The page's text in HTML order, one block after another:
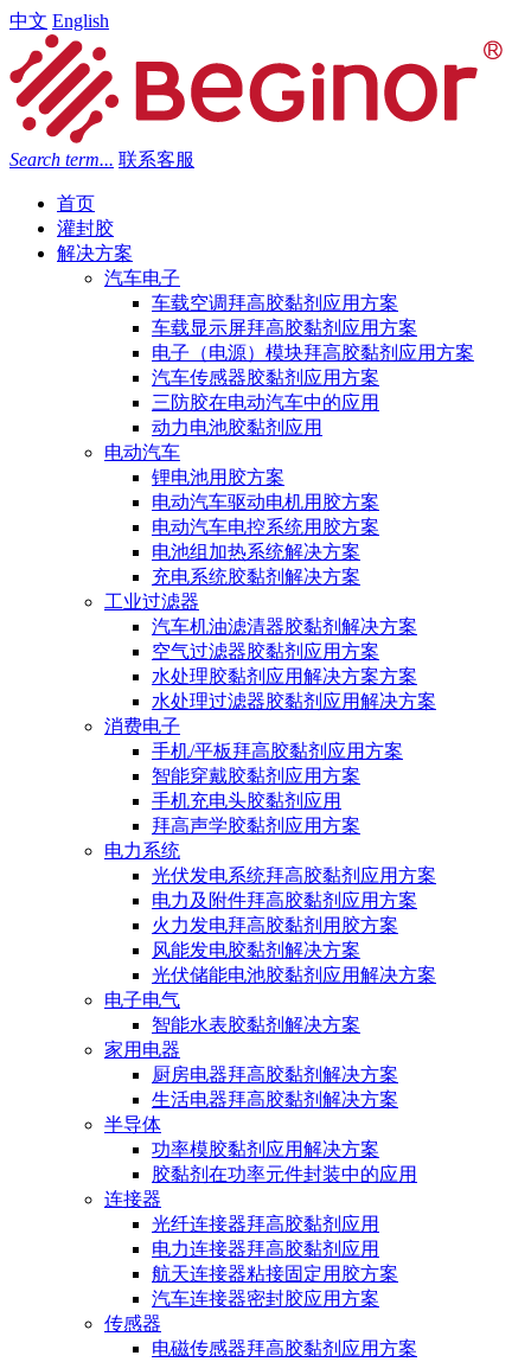
中文 English
Search term... 联系客服
首页
灌封胶
解决方案
汽车电子
车载空调拜高胶黏剂应用方案
车载显示屏拜高胶黏剂应用方案
电子（电源）模块拜高胶黏剂应用方案
汽车传感器胶黏剂应用方案
三防胶在电动汽车中的应用
动力电池胶黏剂应用
电动汽车
锂电池用胶方案
电动汽车驱动电机用胶方案
电动汽车电控系统用胶方案
电池组加热系统解决方案
充电系统胶黏剂解决方案
工业过滤器
汽车机油滤清器胶黏剂解决方案
空气过滤器胶黏剂应用方案
水处理胶黏剂应用解决方案方案
水处理过滤器胶黏剂应用解决方案
消费电子
手机/平板拜高胶黏剂应用方案
智能穿戴胶黏剂应用方案
手机充电头胶黏剂应用
拜高声学胶黏剂应用方案
电力系统
光伏发电系统拜高胶黏剂应用方案
电力及附件拜高胶黏剂应用方案
火力发电拜高胶黏剂用胶方案
风能发电胶黏剂解决方案
光伏储能电池胶黏剂应用解决方案
电子电气
智能水表胶黏剂解决方案
家用电器
厨房电器拜高胶黏剂解决方案
生活电器拜高胶黏剂解决方案
半导体
功率模胶黏剂应用解决方案
胶黏剂在功率元件封装中的应用
连接器
光纤连接器拜高胶黏剂应用
电力连接器拜高胶黏剂应用
航天连接器粘接固定用胶方案
汽车连接器密封胶应用方案
传感器
电磁传感器拜高胶黏剂应用方案